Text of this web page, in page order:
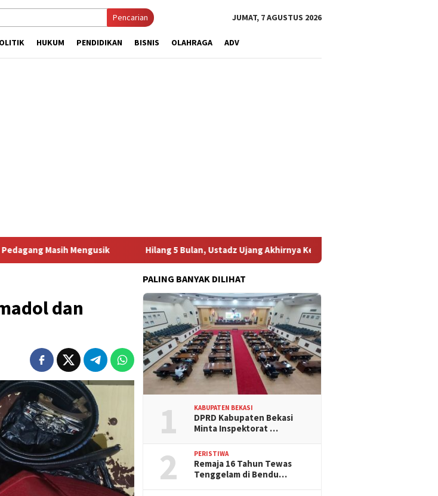
Pencarian JUMAT, 7 AGUSTUS 2026
HUKUM PENDIDIKAN BISNIS OLAHRAGA ADV
Mengusik Hilang 5 Bulan, Ustadz Ujang Akhirnya Kembali Melihat Motor Kesayangannya
dan
PALING BANYAK DILIHAT
1 KABUPATEN BEKASI
DPRD Kabupaten Bekasi
Minta Inspektorat …
2 PERISTIWA
Remaja 16 Tahun Tewas
Tenggelam di Bendu…